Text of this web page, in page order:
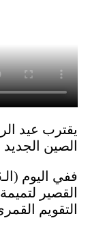
الصين الجديد
التقويم